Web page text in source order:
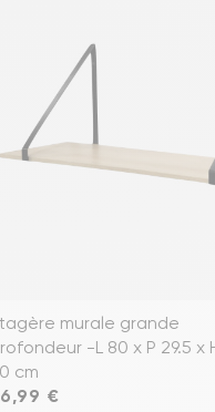
murale grande
-L 80 x P 29.5 x
cm
€